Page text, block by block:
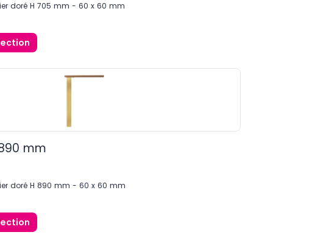
doré H 705 mm - 60 x 60 mm
mm
doré H 890 mm - 60 x 60 mm